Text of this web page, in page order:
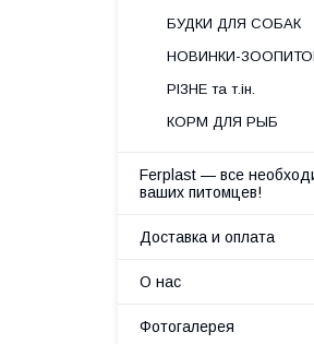
БУДКИ ДЛЯ СОБАК
НОВИНКИ-
РІЗНЕ та т.ін.
КОРМ ДЛЯ РЫБ
Ferplast — все
ваших питомцев!
Доставка и оплата
О нас
Фотогалерея